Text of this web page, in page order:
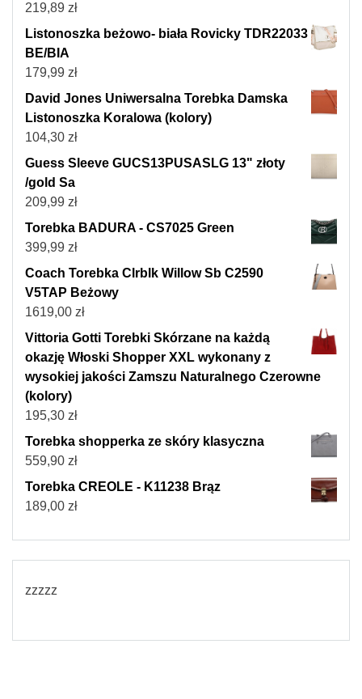
219,89 zł
Listonoszka beżowo- biała Rovicky TDR22033
BE/BIA
179,99 zł
David Jones Uniwersalna Torebka Damska
Listonoszka Koralowa (kolory)
104,30 zł
Guess Sleeve GUCS13PUSASLG 13" złoty
/gold Sa
209,99 zł
Torebka BADURA - CS7025 Green
399,99 zł
Coach Torebka Clrblk Willow Sb C2590
V5TAP Beżowy
1619,00 zł
Vittoria Gotti Torebki Skórzane na każdą
okazję Włoski Shopper XXL wykonany z
wysokiej jakości Zamszu Naturalnego Czerowne
(kolory)
195,30 zł
Torebka shopperka ze skóry klasyczna
559,90 zł
Torebka CREOLE - K11238 Brąz
189,00 zł
zzzzz